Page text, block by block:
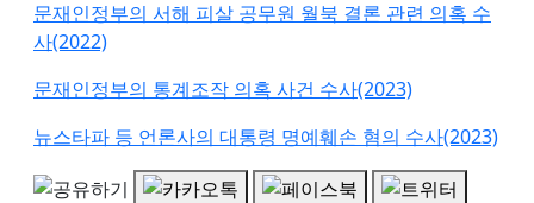
문재인정부의 서해 피살 공무원 월북 결론 관련 의혹 수
사(2022)
문재인정부의 통계조작 의혹 사건 수사(2023)
뉴스타파 등 언론사의 대통령 명예훼손 혐의 수사(2023)